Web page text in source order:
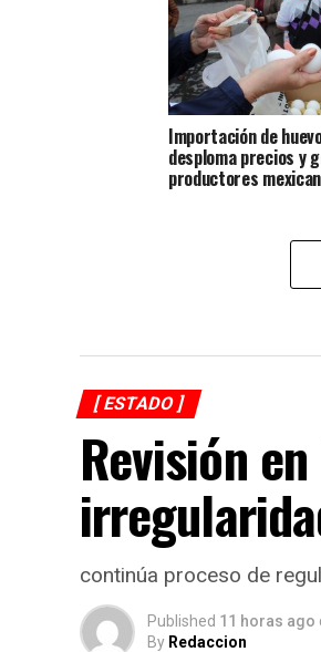
Importación de
desploma precios y
productores
[ ESTADO ]
Revisión
continúa proceso de
Published 11 horas ago
By Redaccion